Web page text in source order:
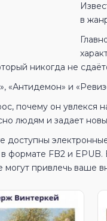
в
никогда не
«Антидемон» и
почему он увлекся
людям и задает
доступны
в формате FB2 и
могут привлечь ваше